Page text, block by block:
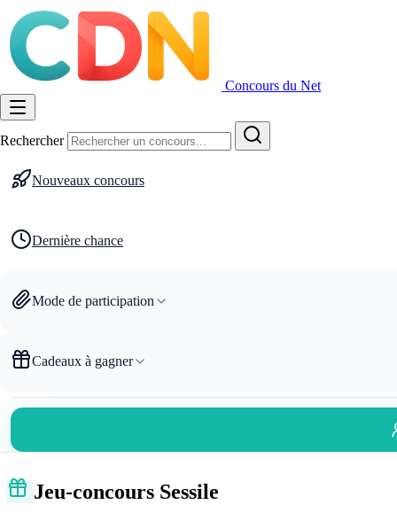
Concours du Net
Rechercher
Nouveaux concours
Dernière chance
Mode de participation
Cadeaux à gagner
Jeu-concours Sessile